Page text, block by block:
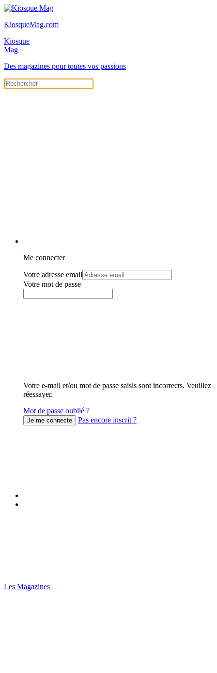
KiosqueMag.com
Kiosque
Mag
Des magazines pour toutes vos passions
Me connecter
Votre adresse email
Votre mot de passe
Votre e-mail et/ou mot de passe saisis sont incorrects. Veuillez
réessayer.
Mot de passe oublié ?
Pas encore inscrit ?
Les Magazines